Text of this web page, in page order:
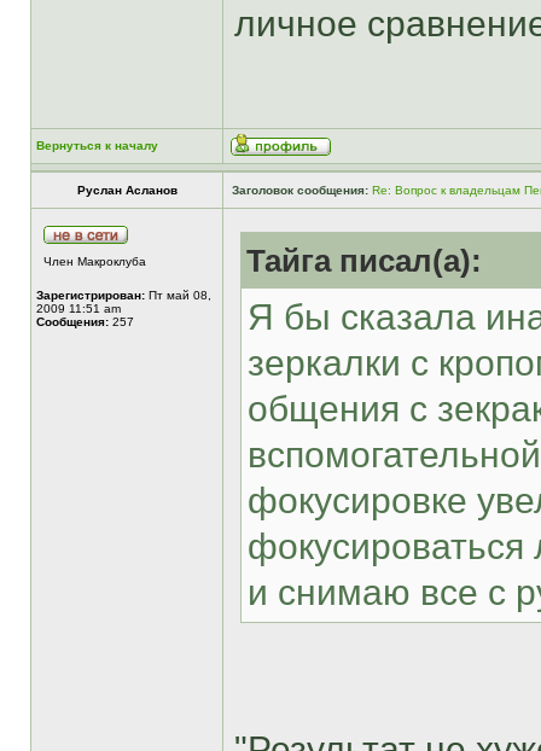
личное
Вернуться к началу
Руслан Асланов Заголовок сообщения: Re: Вопрос к владельцам
Член Макроклуба
Зарегистрирован: Пт май 08,
2009 11:51 am
Сообщения: 257
Тайга писал(а):
Я бы сказала
зеркалки с
общения с
фокусировке
и снимаю все с